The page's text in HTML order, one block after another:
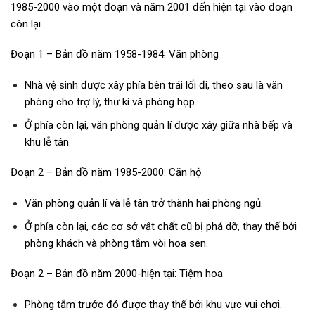
1985-2000 vào một đoạn và năm 2001 đến hiện tại vào đoạn
còn lại.
Đoạn 1 – Bản đồ năm 1958-1984: Văn phòng
Nhà vệ sinh được xây phía bên trái lối đi, theo sau là văn
phòng cho trợ lý, thư kí và phòng họp.
Ở phía còn lại, văn phòng quản lí được xây giữa nhà bếp và
khu lễ tân.
Đoạn 2 – Bản đồ năm 1985-2000: Căn hộ
Văn phòng quản lí và lễ tân trở thành hai phòng ngủ.
Ở phía còn lại, các cơ sở vật chất cũ bị phá dỡ, thay thế bởi
phòng khách và phòng tắm vòi hoa sen.
Đoạn 2 – Bản đồ năm 2000-hiện tại: Tiệm hoa
Phòng tắm trước đó được thay thế bởi khu vực vui chơi.